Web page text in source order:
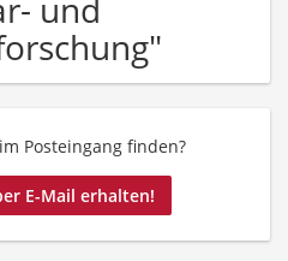
und
Posteingang finden?
E-Mail erhalten!